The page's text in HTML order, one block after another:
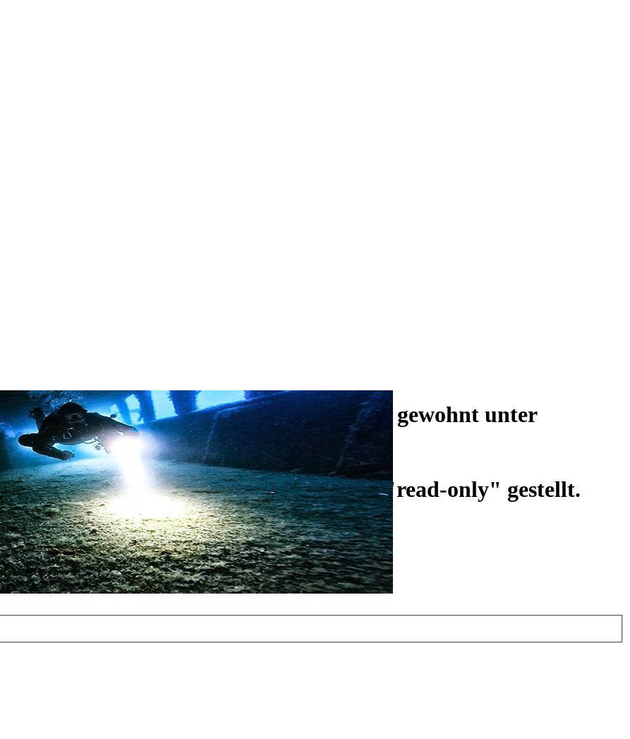
neues Forensystem umgezogen und wie gewohnt unter
erreichbar.
der
alten Galerieund ist auf "read-only" gestellt.